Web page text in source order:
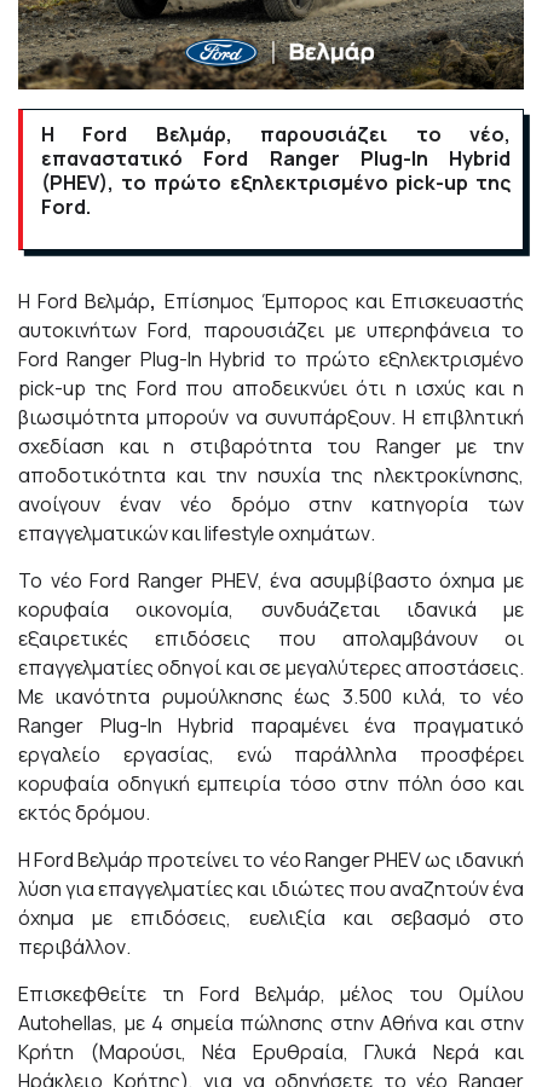
Η Ford Βελμάρ, παρουσιάζει το νέο,
επαναστατικό Ford Ranger Plug-In Hybrid
(PHEV), το πρώτο εξηλεκτρισμένο pick-up της
Ford.
Η Ford Βελμάρ, Επίσημος Έμπορος και Επισκευαστής
αυτοκινήτων Ford, παρουσιάζει με υπερηφάνεια το
Ford Ranger Plug-In Hybrid το πρώτο εξηλεκτρισμένο
pick-up της Ford που αποδεικνύει ότι η ισχύς και η
βιωσιμότητα μπορούν να συνυπάρξουν. Η επιβλητική
σχεδίαση και η στιβαρότητα του Ranger με την
αποδοτικότητα και την ησυχία της ηλεκτροκίνησης,
ανοίγουν έναν νέο δρόμο στην κατηγορία των
επαγγελματικών και lifestyle οχημάτων.
Το νέο Ford Ranger PHEV, ένα ασυμβίβαστο όχημα με
κορυφαία οικονομία, συνδυάζεται ιδανικά με
εξαιρετικές επιδόσεις που απολαμβάνουν οι
επαγγελματίες οδηγοί και σε μεγαλύτερες αποστάσεις.
Με ικανότητα ρυμούλκησης έως 3.500 κιλά, το νέο
Ranger Plug-In Hybrid παραμένει ένα πραγματικό
εργαλείο εργασίας, ενώ παράλληλα προσφέρει
κορυφαία οδηγική εμπειρία τόσο στην πόλη όσο και
εκτός δρόμου.
Η Ford Βελμάρ προτείνει το νέο Ranger PHEV ως ιδανική
λύση για επαγγελματίες και ιδιώτες που αναζητούν ένα
όχημα με επιδόσεις, ευελιξία και σεβασμό στο
περιβάλλον.
Επισκεφθείτε τη Ford Βελμάρ, μέλος του Ομίλου
Autohellas, με 4 σημεία πώλησης στην Αθήνα και στην
Κρήτη (Μαρούσι, Νέα Ερυθραία, Γλυκά Νερά και
Ηράκλειο Κρήτης), για να οδηγήσετε το νέο Ranger